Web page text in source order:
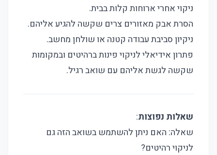
ניקוי אחרי ארוחות קלות בבית.
הסרת אבק מאזורים צרים שקשה להגיע אליהם.
ניקיון סביבת עבודה קטנה או שולחן מחשב.
פתרון אידיאלי לניקוי פינות ברהיטים ובמקומות
שקשה לגשת אליהם עם שואב רגיל.
שאלות נפוצות:
שאלה: האם ניתן להשתמש בשואב הזה גם
לניקוי רהיטים?